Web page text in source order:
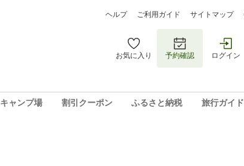
ヘルプ ご利用ガイド サイトマップ
お気に入り 予約確認 ログイン
キャンプ場 割引クーポン ふるさと納税 旅行ガイド